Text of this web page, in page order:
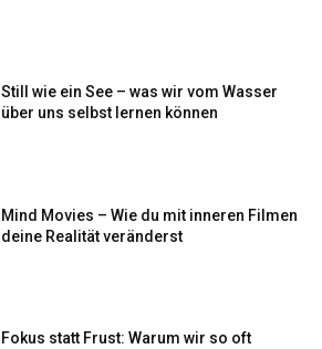
Still wie ein See – was wir vom Wasser
über uns selbst lernen können
Mind Movies – Wie du mit inneren Filmen
deine Realität veränderst
Fokus statt Frust: Warum wir so oft